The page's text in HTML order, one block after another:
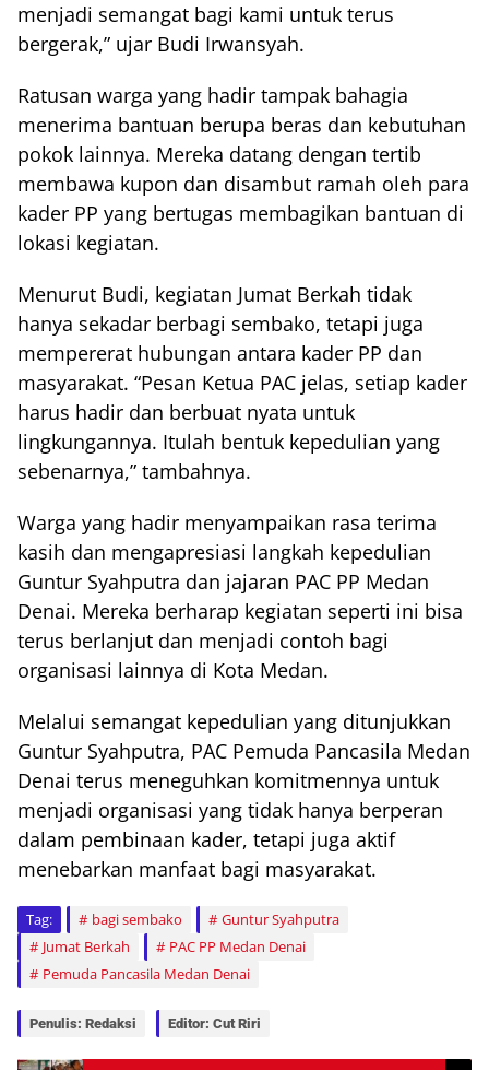
menjadi semangat bagi kami untuk terus
bergerak,” ujar Budi Irwansyah.
Ratusan warga yang hadir tampak bahagia
menerima bantuan berupa beras dan kebutuhan
pokok lainnya. Mereka datang dengan tertib
membawa kupon dan disambut ramah oleh para
kader PP yang bertugas membagikan bantuan di
lokasi kegiatan.
Menurut Budi, kegiatan Jumat Berkah tidak
hanya sekadar berbagi sembako, tetapi juga
mempererat hubungan antara kader PP dan
masyarakat. “Pesan Ketua PAC jelas, setiap kader
harus hadir dan berbuat nyata untuk
lingkungannya. Itulah bentuk kepedulian yang
sebenarnya,” tambahnya.
Warga yang hadir menyampaikan rasa terima
kasih dan mengapresiasi langkah kepedulian
Guntur Syahputra dan jajaran PAC PP Medan
Denai. Mereka berharap kegiatan seperti ini bisa
terus berlanjut dan menjadi contoh bagi
organisasi lainnya di Kota Medan.
Melalui semangat kepedulian yang ditunjukkan
Guntur Syahputra, PAC Pemuda Pancasila Medan
Denai terus meneguhkan komitmennya untuk
menjadi organisasi yang tidak hanya berperan
dalam pembinaan kader, tetapi juga aktif
menebarkan manfaat bagi masyarakat.
Tag: bagi sembako
Guntur Syahputra
Jumat Berkah
PAC PP Medan Denai
Pemuda Pancasila Medan Denai
Penulis: Redaksi Editor: Cut Riri